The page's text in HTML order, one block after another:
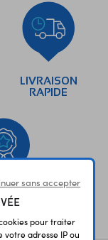
LIVRAISON
RAPIDE
ANS
sans accepter
pour traiter
votre adresse IP ou